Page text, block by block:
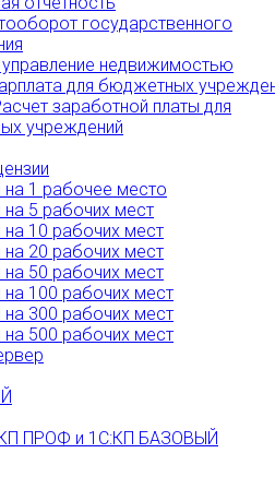
государственного
недвижимостью
для бюджетных
заработной платы для
учреждений
на 1 рабочее место
на 5 рабочих мест
на 10 рабочих мест
на 20 рабочих мест
на 50 рабочих мест
на 100 рабочих мест
на 300 рабочих мест
на 500 рабочих мест
ПРОФ и 1С:КП БАЗОВЫЙ